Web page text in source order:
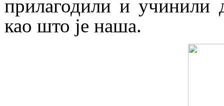
прилагодили и
као што је наша.